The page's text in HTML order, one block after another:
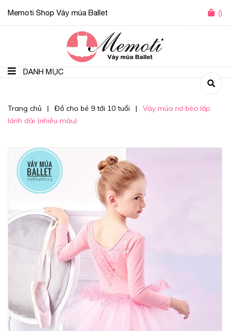
Memoti Shop Váy múa Ballet ()
DANH MỤC
Trang chủ | Đồ cho bé 9 tới 10 tuổi |
Váy múa nơ bèo lấp
lánh dài (nhiều màu)